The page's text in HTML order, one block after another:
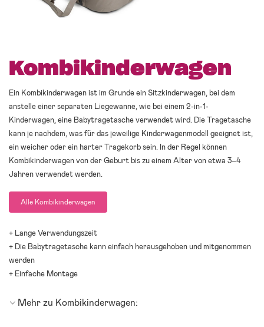
Kombikinderwagen
Ein Kombikinderwagen ist im Grunde ein Sitzkinderwagen, bei dem
anstelle einer separaten Liegewanne, wie bei einem 2-in-1-
Kinderwagen, eine Babytragetasche verwendet wird. Die Tragetasche
kann je nachdem, was für das jeweilige Kinderwagenmodell geeignet ist,
ein weicher oder ein harter Tragekorb sein. In der Regel können
Kombikinderwagen von der Geburt bis zu einem Alter von etwa 3–4
Jahren verwendet werden.
Alle Kombikinderwagen
+ Lange Verwendungszeit
+ Die Babytragetasche kann einfach herausgehoben und mitgenommen
werden
+ Einfache Montage
Mehr zu Kombikinderwagen: